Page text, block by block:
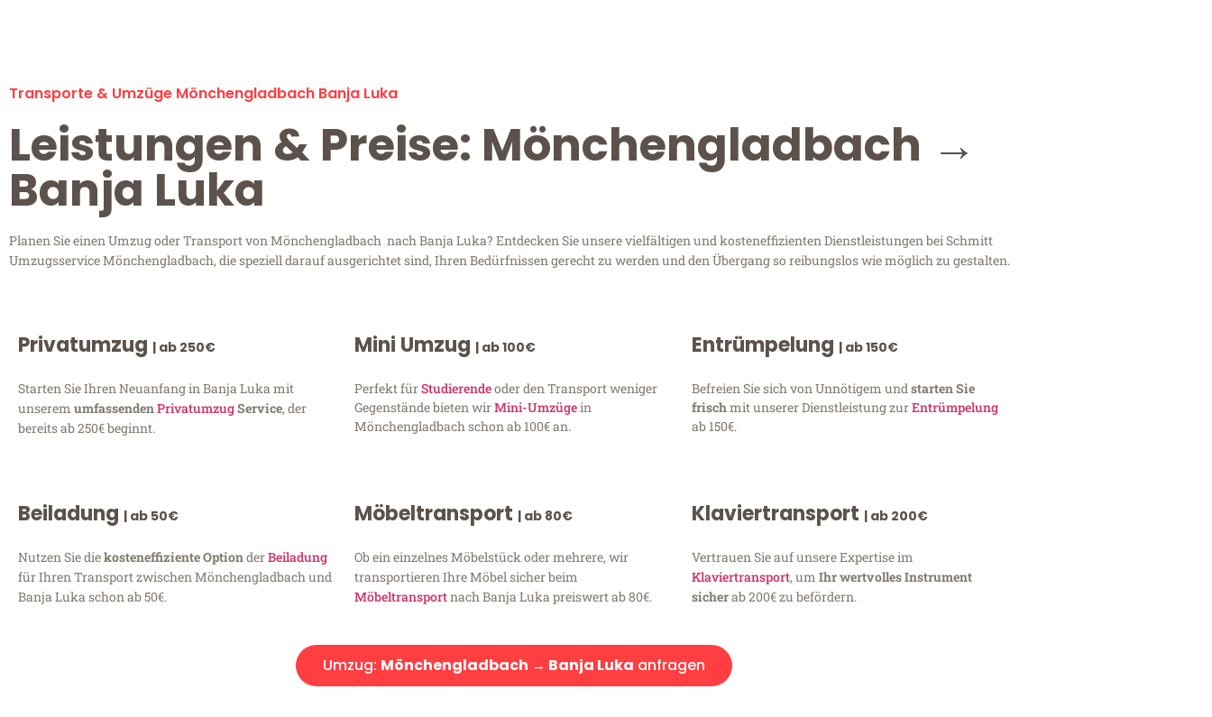
Transporte & Umzüge Mönchengladbach Banja Luka
Leistungen & Preise: Mönchengladbach →
Banja Luka
Planen Sie einen Umzug oder Transport von Mönchengladbach nach Banja Luka? Entdecken Sie unsere vielfältigen und kosteneffizienten Dienstleistungen bei Schmitt
Umzugsservice Mönchengladbach, die speziell darauf ausgerichtet sind, Ihren Bedürfnissen gerecht zu werden und den Übergang so reibungslos wie möglich zu gestalten.
Privatumzug | ab 250€
Starten Sie Ihren Neuanfang in Banja Luka mit
unserem umfassendenPrivatumzugService, der
bereits ab 250€ beginnt.
Mini Umzug | ab 100€
Perfekt fürStudierendeoder den Transport weniger
Gegenstände bieten wirMini-Umzügein
Mönchengladbach schon ab 100€ an.
Entrümpelung | ab 150€
Befreien Sie sich von Unnötigem und starten Sie
frischmit unserer Dienstleistung zurEntrümpelung
ab 150€.
Beiladung | ab 50€
Nutzen Sie diekosteneffiziente OptionderBeiladung
für Ihren Transport zwischen Mönchengladbach und
Banja Luka schon ab 50€.
Möbeltransport | ab 80€
Ob ein einzelnes Möbelstück oder mehrere, wir
transportieren Ihre Möbel sicher beim
Möbeltransportnach Banja Luka preiswert ab 80€.
Klaviertransport | ab 200€
Vertrauen Sie auf unsere Expertise im
Klaviertransport, um Ihr wertvolles Instrument
sicherab 200€ zu befördern.
Umzug: Mönchengladbach → Banja Luka anfragen